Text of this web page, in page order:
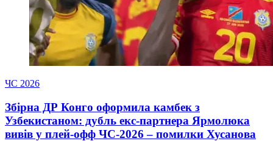
ЧС 2026
Збірна ДР Конго оформила камбек з
Узбекистаном: дубль екс-партнера Ярмолюка
вивів у плей-офф ЧС-2026 – помилки Хусанова